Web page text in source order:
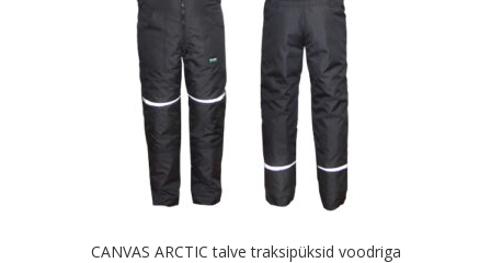
CANVAS ARCTIC talve traksipüksid voodriga